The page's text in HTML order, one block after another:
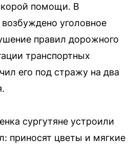
помощи. В
уголовное
правил дорожного
транспортных
его под стражу на два
сургутяне устроили
приносят цветы и мягкие